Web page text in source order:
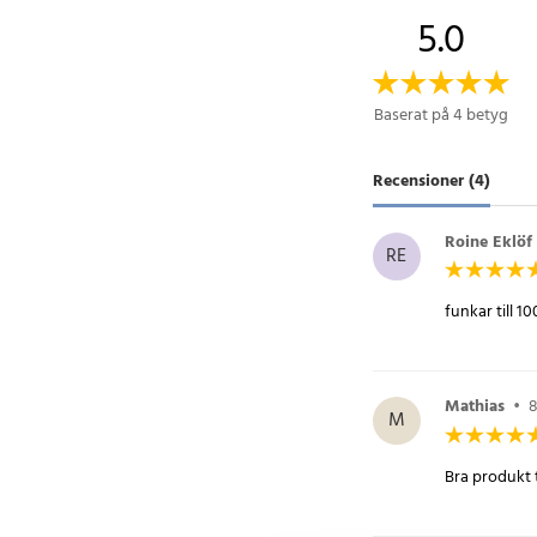
slimline
använda och
Specifikation
- Kategori: Cat 6
- Form: Rund
- Längd: 1 m
- Skärmning: U/UTP
- Hastighet: Upp till
- Bandbredd: 250
5.0
Baserat på 4 betyg
Recensioner (4)
RE Roine Eklöf
M Mathias •
Bra produkt